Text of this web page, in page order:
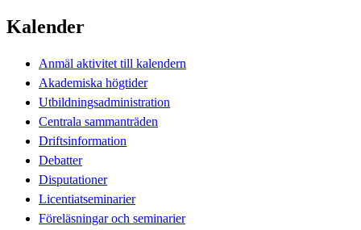
Kalender
Anmäl aktivitet till kalendern
Akademiska högtider
Utbildningsadministration
Centrala sammanträden
Driftsinformation
Debatter
Disputationer
Licentiatseminarier
Föreläsningar och seminarier